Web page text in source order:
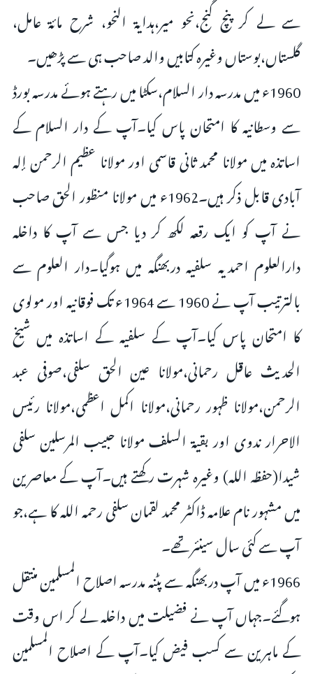
سے لے کر پنچ گنج،نحو میر،ہدایۃ النحو، شرح مائۃ عامل،
گلستاں،بوستاں وغیرہ کتابیں والد صاحب ہی سے پڑھیں۔
1960ء میں مدرسہ دار السلام،سکٹا میں رہتے ہوئے مدرسہ بورڈ
سے وسطانیہ کا امتحان پاس کیا۔آپ کے دار السلام کے
اساتذہ میں مولانا محمد ثانی قاسمی اور مولانا عظیم الرحمن إلہ
آبادی قابل ذکر ہیں۔1962ء میں مولانا منظور الحق صاحب
نے آپ کو ایک رقعہ لکھ کر دیا جس سے آپ کا داخلہ
دارالعلوم احمدیہ سلفیہ دربھنگہ میں ہوگیا۔دار العلوم سے
بالترتیب آپ نے 1960 سے 1964ء تک فوقانیہ اور مولوی
کا امتحان پاس کیا۔آپ کے سلفیہ کے اساتذہ میں شیخ
الحدیث عاقل رحمانی،مولانا عین الحق سلفی،صوفی عبد
الرحمن،مولانا ظہور رحمانی،مولانا اکمل اعظمی،مولانا رئیس
الاحرار ندوی اور بقیۃ السلف مولانا حبیب المرسلین سلفی
شیدا(حفظہ اللہ) وغیرہ شہرت رکھتے ہیں۔آپ کے معاصرین
میں مشہور نام علامہ ڈاکٹر محمد لقمان سلفی رحمہ اللہ کا ہے،جو
آپ سے کئی سال سینئر تھے۔
1966ء میں آپ دربھنگہ سے پٹنہ مدرسہ اصلاح المسلمین منتقل
ہوگئے۔جہاں آپ نے فضیلت میں داخلہ لے کر اس وقت
کے ماہرین سے کسب فیض کیا۔آپ کے اصلاح المسلمین